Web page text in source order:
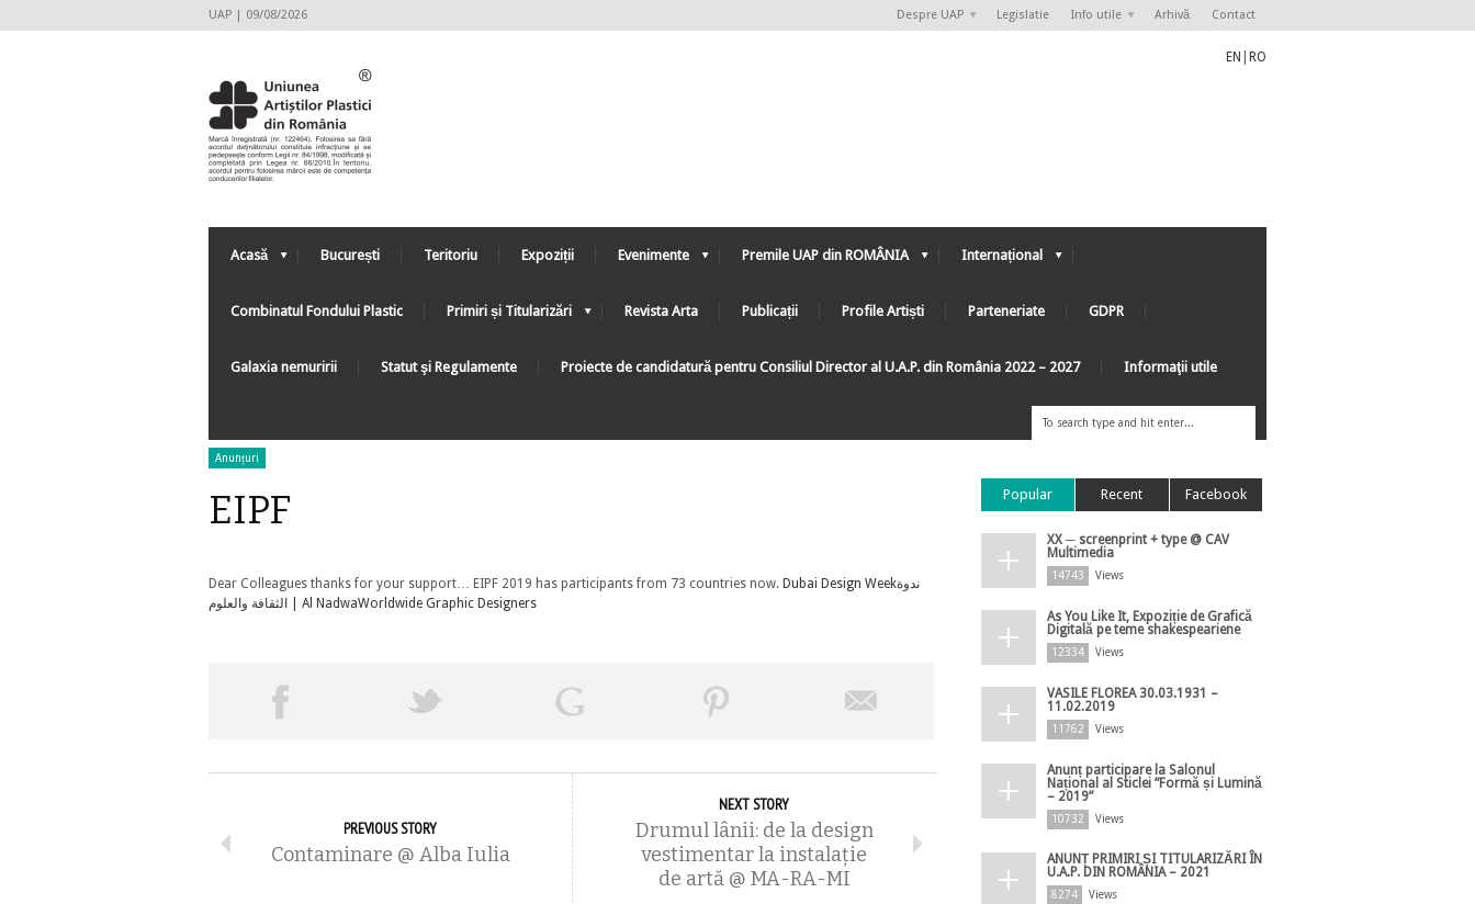
UAP | 09/08/2026 Despre UAP Legislatie Info utile Arhivă Contact
EN RO
Acasă București Teritoriu Expoziții Evenimente Premile UAP din ROMÂNIA Internațional
Combinatul Fondului Plastic Primiri și Titularizări Revista Arta Publicații Profile Artiști Parteneriate GDPR
Galaxia nemuririi Statut şi Regulamente Proiecte de candidatură pentru Consiliul Director al U.A.P. din România 2022 – 2027 Informaţii utile
Anunțuri
EIPF
Dear Colleagues thanks for your support… EIPF 2019 has participants from 73 countries now. Dubai Design Weekندوة
الثقافة والعلوم | Al NadwaWorldwide Graphic Designers
PREVIOUS STORY
Contaminare @ Alba Iulia
NEXT STORY
Drumul lânii: de la design
vestimentar la instalație
de artă @ MA-RA-MI
Popular Recent Facebook
XX ─ screenprint + type @ CAV
Multimedia
14743 Views
As You Like It, Expoziție de Grafică
Digitală pe teme shakespeariene
12334 Views
VASILE FLOREA 30.03.1931 –
11.02.2019
11762 Views
Anunț participare la Salonul
Național al Sticlei ”Formă și Lumină
– 2019”
10732 Views
ANUNȚ PRIMIRI ȘI TITULARIZĂRI ÎN
U.A.P. DIN ROMÂNIA – 2021
8274 Views